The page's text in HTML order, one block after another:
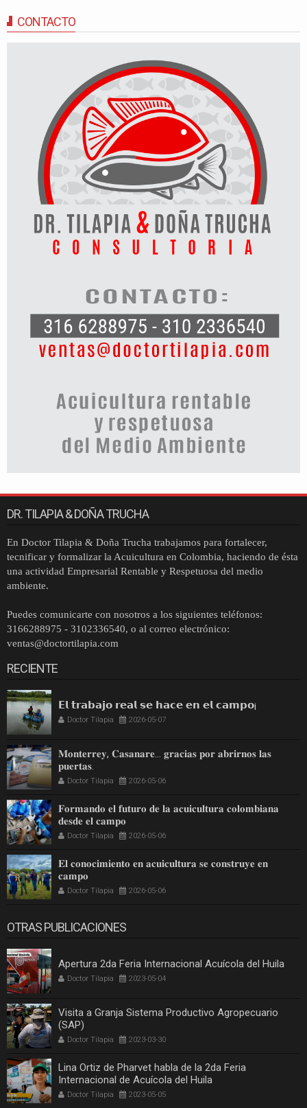
CONTACTO
DR. TILAPIA & DOÑA TRUCHA
En Doctor Tilapia & Doña Trucha trabajamos para fortalecer,
tecnificar y formalizar la Acuicultura en Colombia, haciendo de ésta
una actividad Empresarial Rentable y Respetuosa del medio
ambiente.
Puedes comunicarte con nosotros a los siguientes teléfonos:
3166288975 - 3102336540, o al correo electrónico:
ventas@doctortilapia.com
RECIENTE
𝗘𝗹 𝘁𝗿𝗮𝗯𝗮𝗷𝗼 𝗿𝗲𝗮𝗹 𝘀𝗲 𝗵𝗮𝗰𝗲 𝗲𝗻 𝗲𝗹 𝗰𝗮𝗺𝗽𝗼¡
Doctor Tilapia 2026-05-07
𝐌𝐨𝐧𝐭𝐞𝐫𝐫𝐞𝐲, 𝐂𝐚𝐬𝐚𝐧𝐚𝐫𝐞… 𝐠𝐫𝐚𝐜𝐢𝐚𝐬 𝐩𝐨𝐫 𝐚𝐛𝐫𝐢𝐫𝐧𝐨𝐬 𝐥𝐚𝐬
𝐩𝐮𝐞𝐫𝐭𝐚𝐬.
Doctor Tilapia 2026-05-06
𝐅𝐨𝐫𝐦𝐚𝐧𝐝𝐨 𝐞𝐥 𝐟𝐮𝐭𝐮𝐫𝐨 𝐝𝐞 𝐥𝐚 𝐚𝐜𝐮𝐢𝐜𝐮𝐥𝐭𝐮𝐫𝐚 𝐜𝐨𝐥𝐨𝐦𝐛𝐢𝐚𝐧𝐚
𝐝𝐞𝐬𝐝𝐞 𝐞𝐥 𝐜𝐚𝐦𝐩𝐨
Doctor Tilapia 2026-05-06
𝐄𝐥 𝐜𝐨𝐧𝐨𝐜𝐢𝐦𝐢𝐞𝐧𝐭𝐨 𝐞𝐧 𝐚𝐜𝐮𝐢𝐜𝐮𝐥𝐭𝐮𝐫𝐚 𝐬𝐞 𝐜𝐨𝐧𝐬𝐭𝐫𝐮𝐲𝐞 𝐞𝐧
𝐜𝐚𝐦𝐩𝐨
Doctor Tilapia 2026-05-06
OTRAS PUBLICACIONES
Apertura 2da Feria Internacional Acuícola del Huila
Doctor Tilapia 2023-05-04
Visita a Granja Sistema Productivo Agropecuario
(SAP)
Doctor Tilapia 2023-03-30
Lina Ortiz de Pharvet habla de la 2da Feria
Internacional de Acuícola del Huila
Doctor Tilapia 2023-05-05